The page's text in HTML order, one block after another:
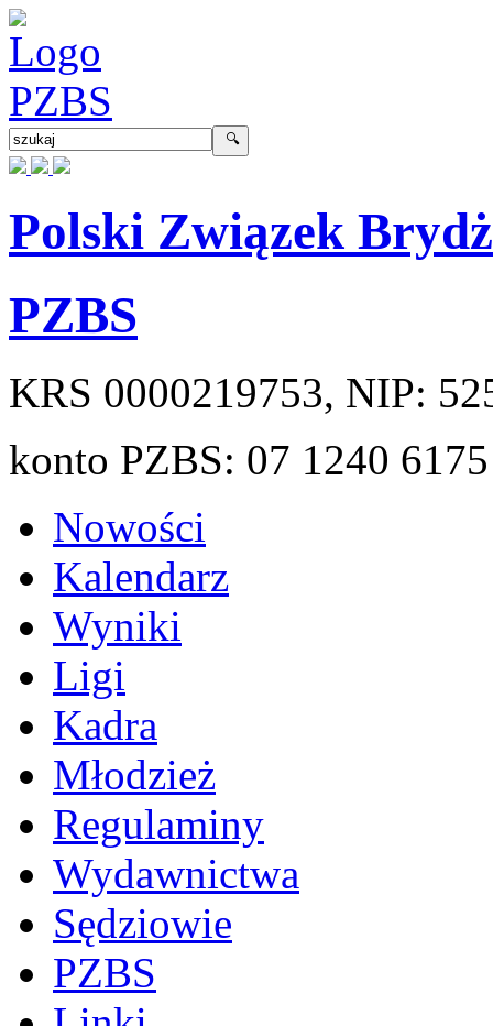
Polski Związek
PZBS
KRS 0000219753, NIP:
konto PZBS: 07 1240
Nowości
Kalendarz
Wyniki
Ligi
Kadra
Młodzież
Regulaminy
Wydawnictwa
Sędziowie
PZBS